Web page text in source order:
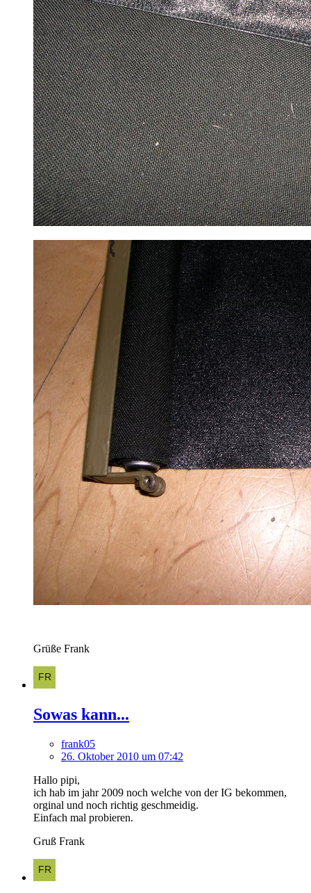
Grüße Frank
Sowas kann...
frank05
26. Oktober 2010 um 07:42
Hallo pipi,
ich hab im jahr 2009 noch welche von der IG bekommen,
orginal und noch richtig geschmeidig.
Einfach mal probieren.
Gruß Frank